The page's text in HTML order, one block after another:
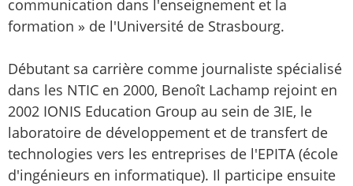
communication dans l'enseignement et la
formation » de l'Université de Strasbourg.
Débutant sa carrière comme journaliste spécialisé
dans les NTIC en 2000, Benoît Lachamp rejoint en
2002 IONIS Education Group au sein de 3IE, le
laboratoire de développement et de transfert de
technologies vers les entreprises de l'EPITA (école
d'ingénieurs en informatique). Il participe ensuite